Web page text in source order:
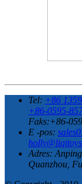
Tel: +86
+86-0595-
Faks:+86-
E -pos:
Adres:
Quanzhou,